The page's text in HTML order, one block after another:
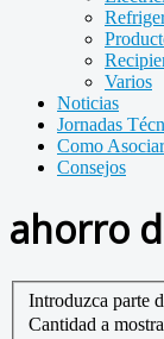
Varios
Noticias
Jornadas
Como
Consejos
ahorro
Introduzca parte
Cantidad a